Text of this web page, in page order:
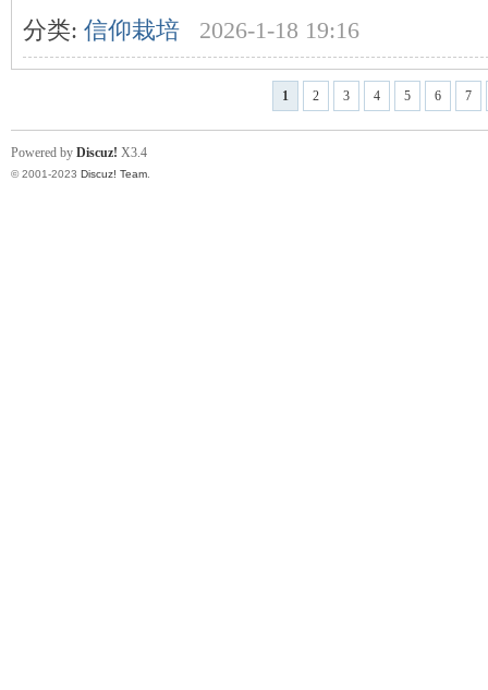
分类: 信仰栽培 2026-1-18 19:16
1 2 3 4 5 6 7
Powered by Discuz! X3.4
© 2001-2023 Discuz! Team